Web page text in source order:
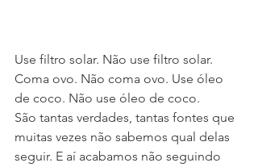
Use filtro solar. Não use filtro solar.
Coma ovo. Não coma ovo. Use óleo
de coco. Não use óleo de coco.
São tantas verdades, tantas fontes que
muitas vezes não sabemos qual delas
seguir. E aí acabamos não seguindo